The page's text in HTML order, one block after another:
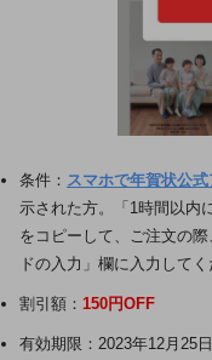
条件： スマホで年賀状公式
示された方。「1時間以内
をコピーして、ご注文の
ドの入力」欄に入力してく
割引額： 150円OFF
有効期限：2023年12月25日